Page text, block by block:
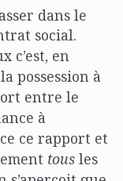
dans le
social.
c’est, en
possession à
entre le
à
ce rapport et
tousles